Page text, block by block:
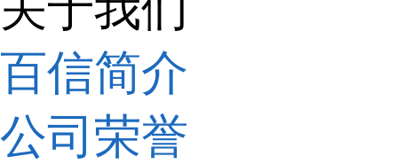
百信简介
公司荣誉